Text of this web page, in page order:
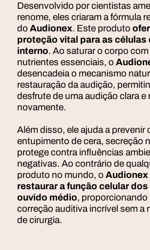
Desenvolvido por cientistas
renome, eles criaram a fórmula
do Audionex. Este produto
proteção vital para as células
interno. Ao saturar o corpo
nutrientes essenciais, o
desencadeia o mecanismo
restauração da audição,
desfrute de uma audição clara e
novamente.
Além disso, ele ajuda a prevenir
entupimento de cera, secreção
protege contra influências
negativas. Ao contrário de
produto no mundo, o Audionex
restaurar a função celular
ouvido médio, proporcionando
correção auditiva incrível sem a
de cirurgia.